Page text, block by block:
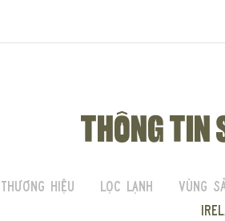
THÔNG
Thương hiệu Lọc lạnh
Vùng